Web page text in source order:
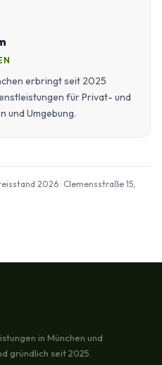
erbringt seit 2025
für Privat- und
und Umgebung.
2026 · Clemensstraße 15,
in München und
gründlich seit 2025.